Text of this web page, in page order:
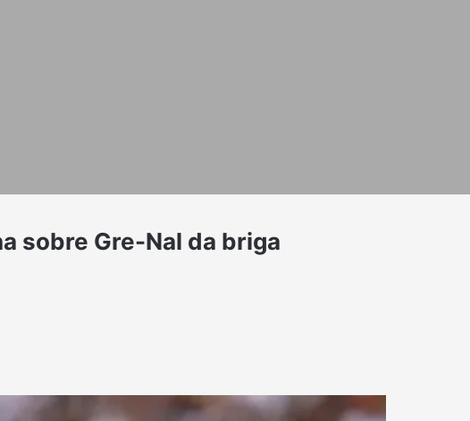
sobre Gre-Nal da briga